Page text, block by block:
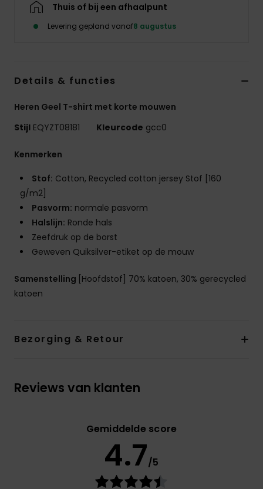
Thuis of bij een afhaalpunt
Levering gepland vanaf8 augustus
Details & functies
Heren Geel T-shirt met korte mouwen
Stijl EQYZT08181 Kleurcode gcc0
Kenmerken
Stof: Cotton, Recycled cotton jersey Stof [160
g/m2]
Pasvorm: normale pasvorm
Halslijn: Ronde hals
Zeefdruk op de borst
Geweven Quiksilver-etiket op de mouw
Samenstelling [Hoofdstof] 70% katoen, 30% gerecycled
katoen
Bezorging & Retour
Reviews van klanten
Gemiddelde score
4.7/5